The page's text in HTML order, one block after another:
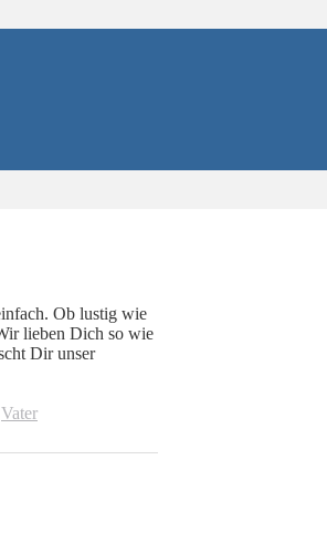
Ob lustig wie
lieben Dich so wie
Dir unser
Vater